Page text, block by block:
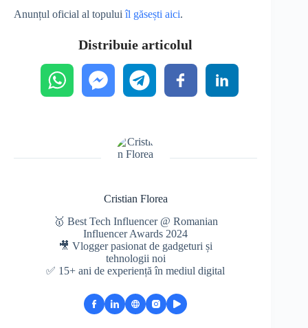
Anunțul oficial al topuluiîl găsești aici.
Distribuie articolul
Cristian Florea
🥇 Best Tech Influencer @ Romanian
Influencer Awards 2024
🎥 Vlogger pasionat de gadgeturi și
tehnologii noi
✅ 15+ ani de experiență în mediul digital